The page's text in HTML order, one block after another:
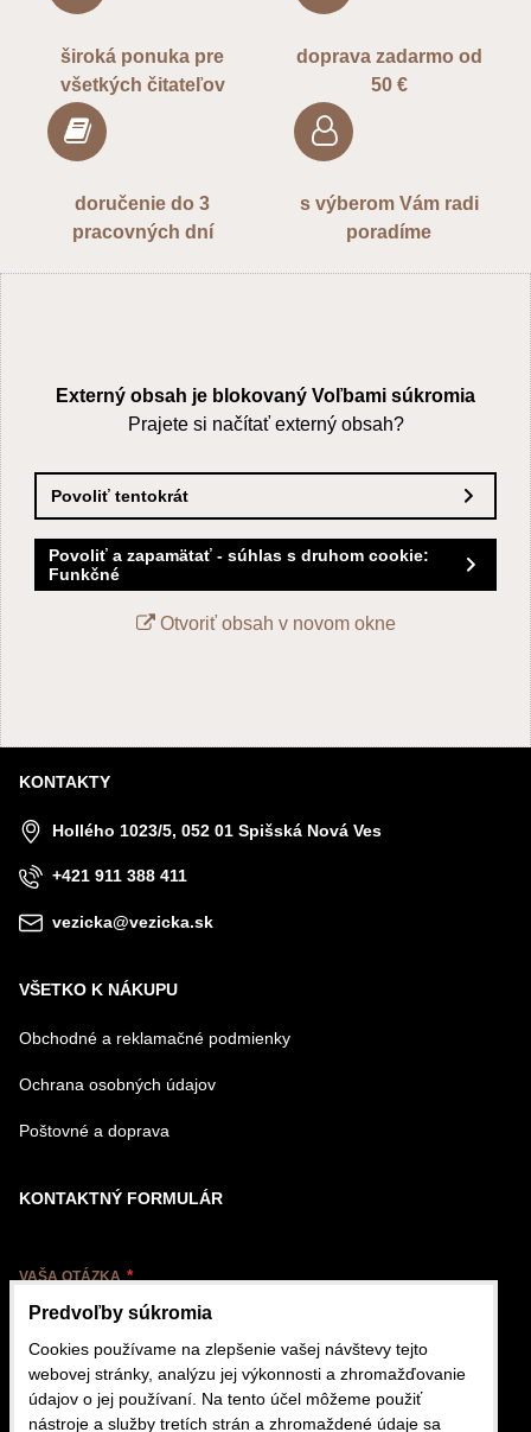
Odoslať
široká ponuka pre
všetkých čitateľov
doprava zadarmo od
50 €
doručenie do 3
pracovných dní
s výberom Vám radi
poradíme
Externý obsah je blokovaný Voľbami súkromia
Prajete si načítať externý obsah?
Povoliť tentokrát
Povoliť a zapamätať - súhlas s druhom cookie:
Funkčné
Otvoriť obsah v novom okne
KONTAKTY
Hollého 1023/5, 052 01 Spišská Nová Ves
+421 911 388 411
vezicka@vezicka.sk
VŠETKO K NÁKUPU
Obchodné a reklamačné podmienky
Ochrana osobných údajov
Poštovné a doprava
KONTAKTNÝ FORMULÁR
VAŠA OTÁZKA
Predvoľby súkromia
Cookies používame na zlepšenie vašej návštevy tejto
webovej stránky, analýzu jej výkonnosti a zhromažďovanie
údajov o jej používaní. Na tento účel môžeme použiť
nástroje a služby tretích strán a zhromaždené údaje sa